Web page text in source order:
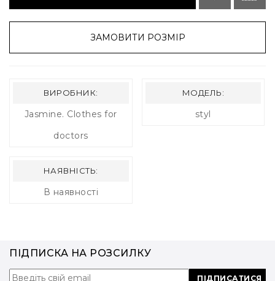
ЗАМОВИТИ РОЗМІР
ВИРОБНИК:
Jasmine. Clothes for
doctors
МОДЕЛЬ:
styl
НАЯВНІСТЬ:
В наявності
ПІДПИСКА НА РОЗСИЛКУ
ПІДПИСАТИСЯ